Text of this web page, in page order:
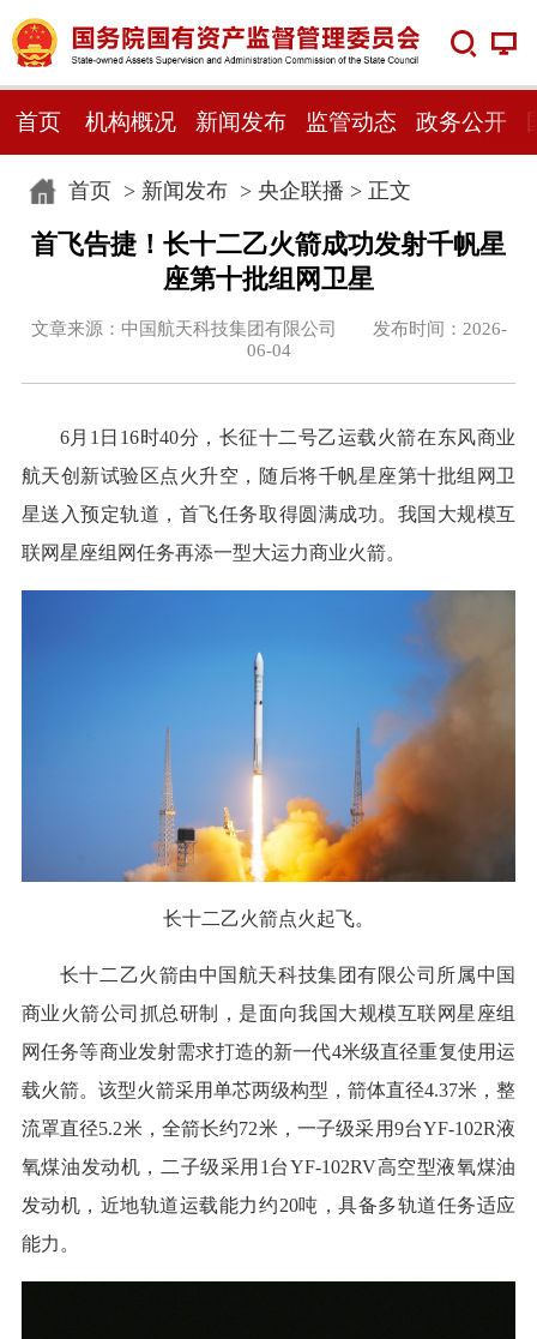
首页 机构概况 新闻发布 监管动态 政务公开
首页> 新闻发布> 央企联播 > 正文
首飞告捷！长十二乙火箭成功发射千帆星
座第十批组网卫星
文章来源：中国航天科技集团有限公司 发布时间：2026-
06-04
6月1日16时40分，长征十二号乙运载火箭在东风商业
航天创新试验区点火升空，随后将千帆星座第十批组网卫
星送入预定轨道，首飞任务取得圆满成功。我国大规模互
联网星座组网任务再添一型大运力商业火箭。
长十二乙火箭点火起飞。
长十二乙火箭由中国航天科技集团有限公司所属中国
商业火箭公司抓总研制，是面向我国大规模互联网星座组
网任务等商业发射需求打造的新一代4米级直径重复使用运
载火箭。该型火箭采用单芯两级构型，箭体直径4.37米，整
流罩直径5.2米，全箭长约72米，一子级采用9台YF-102R液
氧煤油发动机，二子级采用1台YF-102RV高空型液氧煤油
发动机，近地轨道运载能力约20吨，具备多轨道任务适应
能力。